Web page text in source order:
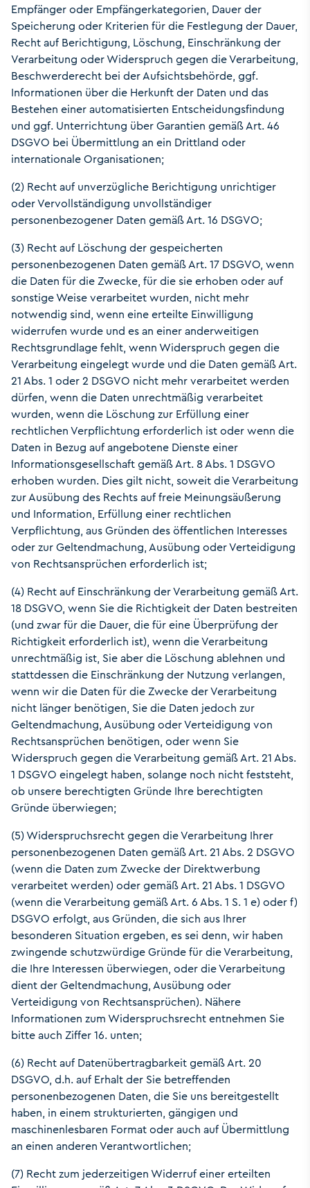
Empfänger oder Empfängerkategorien, Dauer der
Speicherung oder Kriterien für die Festlegung der Dauer,
Recht auf Berichtigung, Löschung, Einschränkung der
Verarbeitung oder Widerspruch gegen die Verarbeitung,
Beschwerderecht bei der Aufsichtsbehörde, ggf.
Informationen über die Herkunft der Daten und das
Bestehen einer automatisierten Entscheidungsfindung
und ggf. Unterrichtung über Garantien gemäß Art. 46
DSGVO bei Übermittlung an ein Drittland oder
internationale Organisationen;
(2) Recht auf unverzügliche Berichtigung unrichtiger
oder Vervollständigung unvollständiger
personenbezogener Daten gemäß Art. 16 DSGVO;
(3) Recht auf Löschung der gespeicherten
personenbezogenen Daten gemäß Art. 17 DSGVO, wenn
die Daten für die Zwecke, für die sie erhoben oder auf
sonstige Weise verarbeitet wurden, nicht mehr
notwendig sind, wenn eine erteilte Einwilligung
widerrufen wurde und es an einer anderweitigen
Rechtsgrundlage fehlt, wenn Widerspruch gegen die
Verarbeitung eingelegt wurde und die Daten gemäß Art.
21 Abs. 1 oder 2 DSGVO nicht mehr verarbeitet werden
dürfen, wenn die Daten unrechtmäßig verarbeitet
wurden, wenn die Löschung zur Erfüllung einer
rechtlichen Verpflichtung erforderlich ist oder wenn die
Daten in Bezug auf angebotene Dienste einer
Informationsgesellschaft gemäß Art. 8 Abs. 1 DSGVO
erhoben wurden. Dies gilt nicht, soweit die Verarbeitung
zur Ausübung des Rechts auf freie Meinungsäußerung
und Information, Erfüllung einer rechtlichen
Verpflichtung, aus Gründen des öffentlichen Interesses
oder zur Geltendmachung, Ausübung oder Verteidigung
von Rechtsansprüchen erforderlich ist;
(4) Recht auf Einschränkung der Verarbeitung gemäß Art.
18 DSGVO, wenn Sie die Richtigkeit der Daten bestreiten
(und zwar für die Dauer, die für eine Überprüfung der
Richtigkeit erforderlich ist), wenn die Verarbeitung
unrechtmäßig ist, Sie aber die Löschung ablehnen und
stattdessen die Einschränkung der Nutzung verlangen,
wenn wir die Daten für die Zwecke der Verarbeitung
nicht länger benötigen, Sie die Daten jedoch zur
Geltendmachung, Ausübung oder Verteidigung von
Rechtsansprüchen benötigen, oder wenn Sie
Widerspruch gegen die Verarbeitung gemäß Art. 21 Abs.
1 DSGVO eingelegt haben, solange noch nicht feststeht,
ob unsere berechtigten Gründe Ihre berechtigten
Gründe überwiegen;
(5) Widerspruchsrecht gegen die Verarbeitung Ihrer
personenbezogenen Daten gemäß Art. 21 Abs. 2 DSGVO
(wenn die Daten zum Zwecke der Direktwerbung
verarbeitet werden) oder gemäß Art. 21 Abs. 1 DSGVO
(wenn die Verarbeitung gemäß Art. 6 Abs. 1 S. 1 e) oder f)
DSGVO erfolgt, aus Gründen, die sich aus Ihrer
besonderen Situation ergeben, es sei denn, wir haben
zwingende schutzwürdige Gründe für die Verarbeitung,
die Ihre Interessen überwiegen, oder die Verarbeitung
dient der Geltendmachung, Ausübung oder
Verteidigung von Rechtsansprüchen). Nähere
Informationen zum Widerspruchsrecht entnehmen Sie
bitte auch Ziffer 16. unten;
(6) Recht auf Datenübertragbarkeit gemäß Art. 20
DSGVO, d.h. auf Erhalt der Sie betreffenden
personenbezogenen Daten, die Sie uns bereitgestellt
haben, in einem strukturierten, gängigen und
maschinenlesbaren Format oder auch auf Übermittlung
an einen anderen Verantwortlichen;
(7) Recht zum jederzeitigen Widerruf einer erteilten